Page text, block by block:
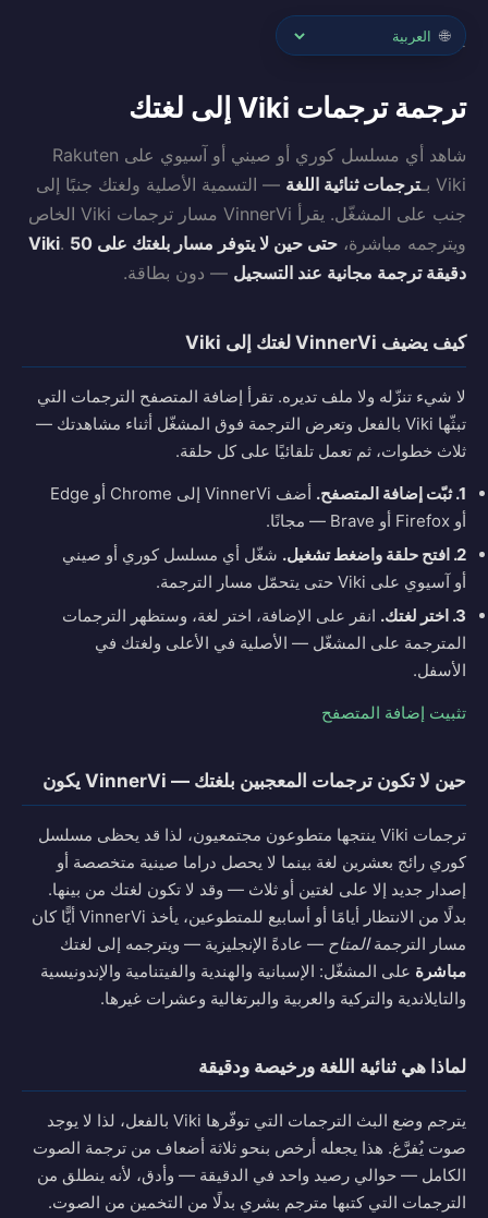
← العودة إلى الرئيسية
ترجمة ترجمات Viki إلى لغتك
شاهد أي مسلسل كوري أو صيني أو آسيوي على Rakuten
Viki بـ
ترجمات ثنائية اللغة — التسمية الأصلية ولغتك جنبًا إلى
جنب على المشغّل. يقرأ VinnerVi مسار ترجمات Viki الخاص
ويترجمه مباشرة، حتى حين لا يتوفر مسار بلغتك على Viki . 50
دقيقة ترجمة مجانية عند التسجيل — دون بطاقة.
كيف يضيف VinnerVi لغتك إلى Viki
لا شيء تنزّله ولا ملف تديره. تقرأ إضافة المتصفح الترجمات التي
تبثّها Viki بالفعل وتعرض الترجمة فوق المشغّل أثناء مشاهدتك —
ثلاث خطوات، ثم تعمل تلقائيًا على كل حلقة.
1. ثبّت إضافة المتصفح.
أضف VinnerVi إلى Chrome أو Edge
أو Firefox أو Brave — مجانًا.
2. افتح حلقة واضغط تشغيل.
شغّل أي مسلسل كوري أو صيني
أو آسيوي على Viki حتى يتحمّل مسار الترجمة.
3. اختر لغتك.
انقر على الإضافة، اختر لغة، وستظهر الترجمات
المترجمة على المشغّل — الأصلية في الأعلى ولغتك في
الأسفل.
تثبيت إضافة المتصفح
حين لا تكون ترجمات المعجبين بلغتك — VinnerVi يكون
ترجمات Viki ينتجها متطوعون مجتمعيون، لذا قد يحظى مسلسل
كوري رائج بعشرين لغة بينما لا يحصل دراما صينية متخصصة أو
إصدار جديد إلا على لغتين أو ثلاث — وقد لا تكون لغتك من بينها.
بدلًا من الانتظار أيامًا أو أسابيع للمتطوعين، يأخذ VinnerVi أيًّا كان
مسار الترجمةالمتاح — عادةً الإنجليزية — ويترجمه إلى لغتك
مباشرة على المشغّل: الإسبانية والهندية والفيتنامية والإندونيسية
والتايلاندية والتركية والعربية والبرتغالية وعشرات غيرها.
لماذا هي ثنائية اللغة ورخيصة ودقيقة
يترجم وضع البث الترجمات التي توفّرها Viki بالفعل، لذا لا يوجد
صوت يُفرَّغ. هذا يجعله أرخص بنحو ثلاثة أضعاف من ترجمة الصوت
الكامل — حوالي رصيد واحد في الدقيقة — وأدق، لأنه ينطلق من
الترجمات التي كتبها مترجم بشري بدلًا من التخمين من الصوت.
🌐